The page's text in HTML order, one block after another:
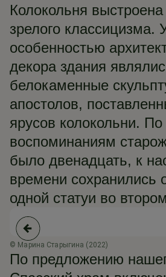
Колокольня
зрелого классицизма.
особенностью
декора здания
белокаменные
апостолов,
ярусов колокольни. По
воспоминаниям
было двенадцать, к
времени сохранились
одной статуи во
© Марина Старыгина (2022)
По предложению